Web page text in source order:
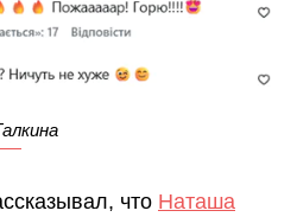
что Наташа